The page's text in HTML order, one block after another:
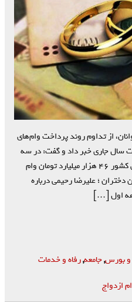
از تداوم روند پرداخت وام‌های
سال جاری خبر داد و گفت: در سه
ماه نخست امسال با وجود شرایط خاص کشور ۴۶ هزار میلیارد تومان وام
؛ علیرضا رحیمی درباره
اول […]
و بورس,جامعه,رفاه و خدمات
ازدواج